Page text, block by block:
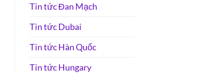
Tin tức Đan Mạch
Tin tức Dubai
Tin tức Hàn Quốc
Tin tức Hungary